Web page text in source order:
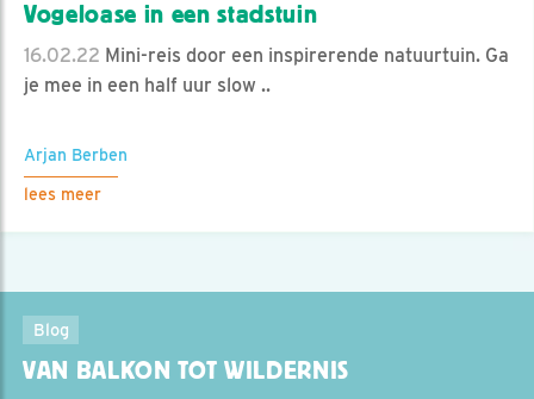
Vogeloase in een stadstuin
16.02.22 Mini-reis door een inspirerende natuurtuin. Ga
je mee in een half uur slow ..
Arjan Berben
lees meer
Blog
VAN BALKON TOT WILDERNIS